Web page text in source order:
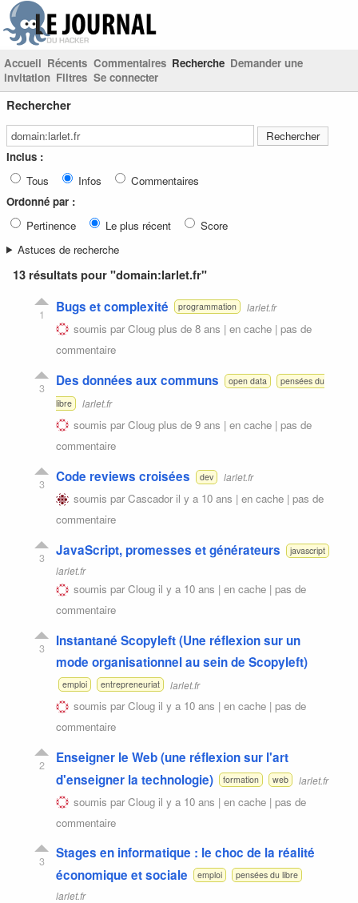
Accueil Récents Commentaires Recherche Demander une
invitation Filtres Se connecter
Rechercher
Inclus :
Tous
Infos
Commentaires
Ordonné par :
Pertinence
Le plus récent
Score
Astuces de recherche
13 résultats pour "domain:larlet.fr"
1 Bugs et complexité programmation larlet.fr
soumis parCloug plus de 8 ans | en cache | pas de
commentaire
3 Des données aux communs open data
pensées du
libre
larlet.fr
soumis parCloug plus de 9 ans | en cache | pas de
commentaire
3 Code reviews croisées dev larlet.fr
soumis parCascadoril y a 10 ans | en cache | pas de
commentaire
3 JavaScript, promesses et générateurs javascript
larlet.fr
soumis parCloug il y a 10 ans | en cache | pas de
commentaire
3
Instantané Scopyleft (Une réflexion sur un
mode organisationnel au sein de Scopyleft)
emploi entrepreneuriat larlet.fr
soumis parCloug il y a 10 ans | en cache | pas de
commentaire
2
Enseigner le Web (une réflexion sur l'art
d'enseigner la technologie)
formation web larlet.fr
soumis parCloug il y a 10 ans | en cache | pas de
commentaire
3
Stages en informatique : le choc de la réalité
économique et sociale
emploi pensées du libre
larlet.fr